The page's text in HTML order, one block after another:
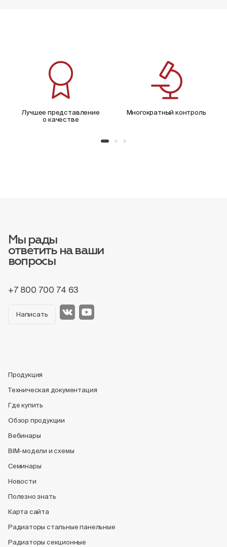
Лучшее представление
о качестве
Многократный контроль
Мы рады
ответить на ваши
вопросы
+7 800 700 74 63
Написать
Продукция
Техническая документация
Где купить
Обзор продукции
Вебинары
BIM-модели и схемы
Семинары
Новости
Полезно знать
Карта сайта
Радиаторы стальные панельные
Радиаторы секционные